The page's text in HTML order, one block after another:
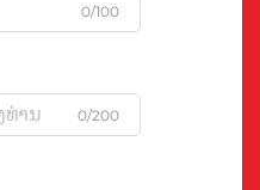
0/100
0/200